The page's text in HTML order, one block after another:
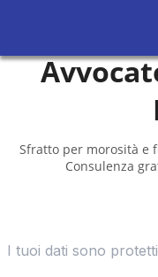
Sfratto per morosità e
Consulenza